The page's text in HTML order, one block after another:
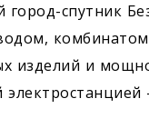
спутник
комбинатом
изделий и